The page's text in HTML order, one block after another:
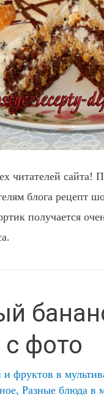
читателей сайта!
блога рецепт
получается
с фото
фруктов в
, Разные блюда в